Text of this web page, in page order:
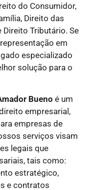
do Consumidor,
Direito das
Direito Tributário. Se
em
especializado
solução para o
Bueno é um
empresarial,
empresas de
serviços visam
legais que
tais como:
estratégico,
e contratos